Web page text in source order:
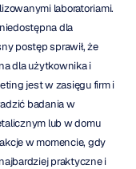
laboratoriami.
dla
postęp sprawił, że
dla użytkownika i
jest w zasięgu firm i
badania w
lub w domu
w momencie, gdy
praktyczne i